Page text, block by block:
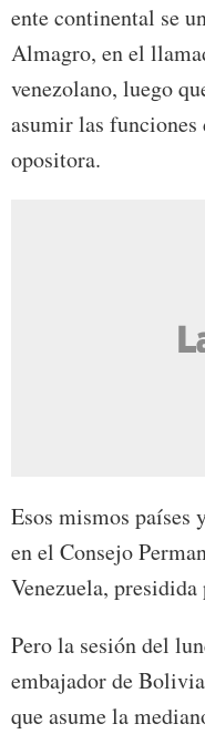
ente continental se
Almagro, en el
venezolano, luego
asumir las
opositora.
Esos mismos países
en el Consejo
Venezuela,
Pero la sesión del
embajador de
que asume la